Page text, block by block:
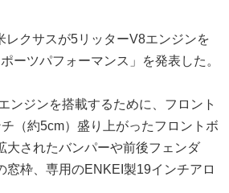
レクサスが5リッターV8エンジンを
ーツパフォーマンス」を発表した。
ンジンを搭載するために、フロント
（約5cm）盛り上がったフロントボ
大されたバンパーや前後フェンダ
窓枠、専用のENKEI製19インチアロ